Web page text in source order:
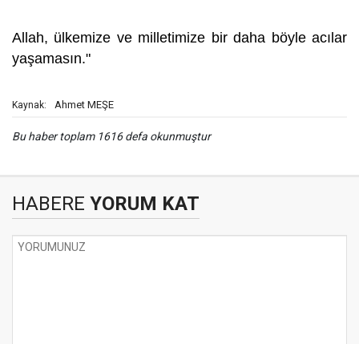
Allah, ülkemize ve milletimize bir daha böyle acılar
yaşamasın."
Kaynak: Ahmet MEŞE
Bu haber toplam 1616 defa okunmuştur
HABERE YORUM KAT